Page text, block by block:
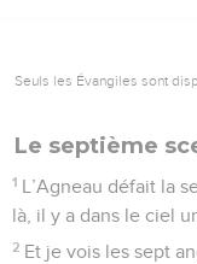
Seuls les Évangiles sont
Le septième
1 L’Agneau défait la
là, il y a dans le ciel
2 Et je vois les sept